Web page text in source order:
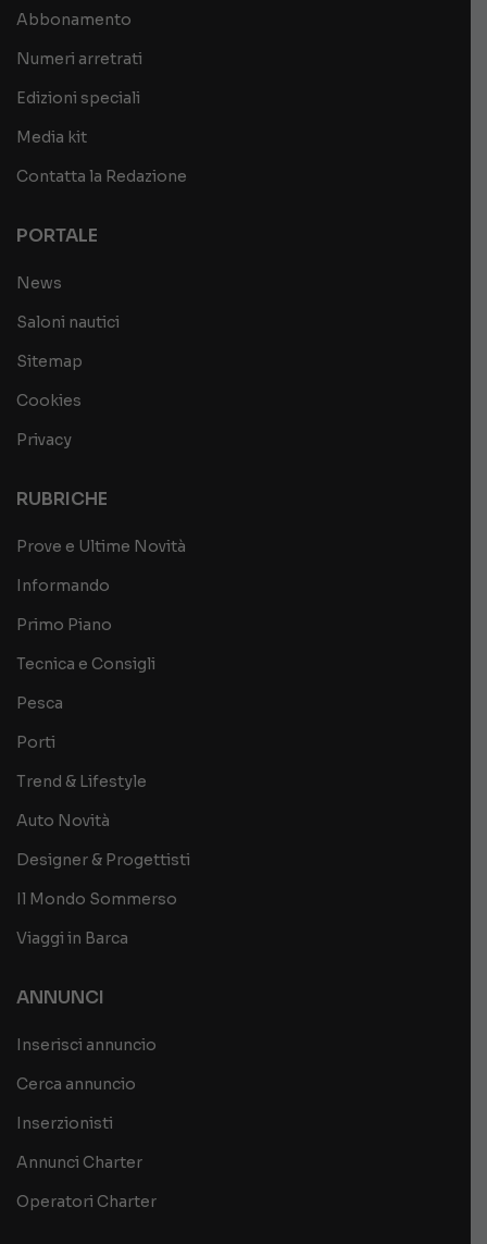
Abbonamento
Numeri arretrati
Edizioni speciali
Media kit
Contatta la Redazione
PORTALE
News
Saloni nautici
Sitemap
Cookies
Privacy
RUBRICHE
Prove e Ultime Novità
Informando
Primo Piano
Tecnica e Consigli
Pesca
Porti
Trend & Lifestyle
Auto Novità
Designer & Progettisti
Il Mondo Sommerso
Viaggi in Barca
ANNUNCI
Inserisci annuncio
Cerca annuncio
Inserzionisti
Annunci Charter
Operatori Charter